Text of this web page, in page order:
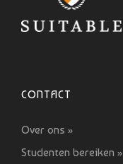
CONTACT
Over ons »
Studenten bereiken »